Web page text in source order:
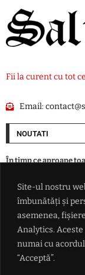
Site-ul nostru
îmbunătăți și
asemenea,
Analytics.
numai cu
“Acceptă”.
Fii la curent cu tot
Email:
NOUTATI
În timp ce aproape
Eclipsa parțială de
vede cel mai bine și
Alertă
periculoase în RD